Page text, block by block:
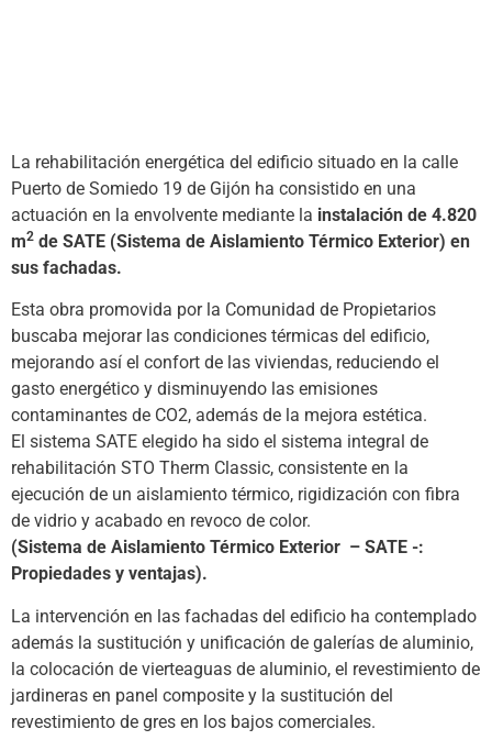
La rehabilitación energética del edificio situado en la calle
Puerto de Somiedo 19 de Gijón ha consistido en una
actuación en la envolvente mediante la instalación de 4.820
m2 de SATE (Sistema de Aislamiento Térmico Exterior) en
sus fachadas.
Esta obra promovida por la Comunidad de Propietarios
buscaba mejorar las condiciones térmicas del edificio,
mejorando así el confort de las viviendas, reduciendo el
gasto energético y disminuyendo las emisiones
contaminantes de CO2, además de la mejora estética.
El sistema SATE elegido ha sido el sistema integral de
rehabilitación STO Therm Classic, consistente en la
ejecución de un aislamiento térmico, rigidización con fibra
de vidrio y acabado en revoco de color.
(Sistema de Aislamiento Térmico Exterior – SATE -:
Propiedades y ventajas).
La intervención en las fachadas del edificio ha contemplado
además la sustitución y unificación de galerías de aluminio,
la colocación de vierteaguas de aluminio, el revestimiento de
jardineras en panel composite y la sustitución del
revestimiento de gres en los bajos comerciales.